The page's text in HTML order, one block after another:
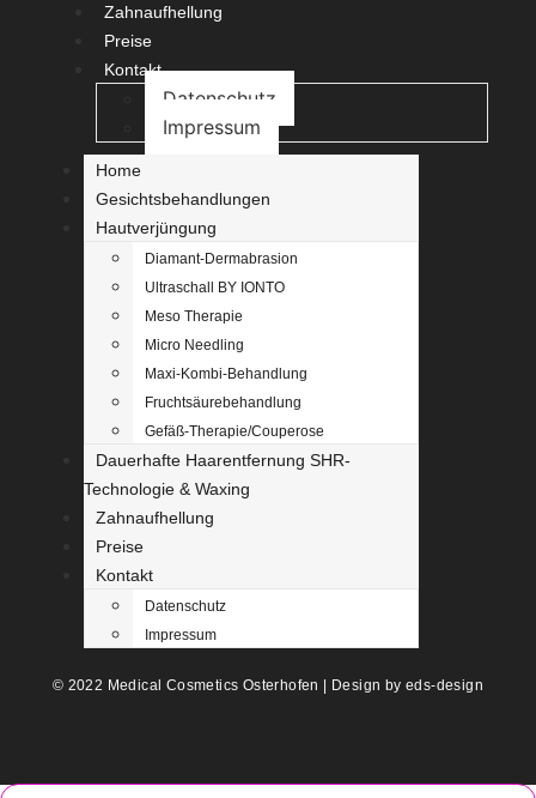
Zahnaufhellung
Preise
Kontakt
Datenschutz
Impressum
Home
Gesichtsbehandlungen
Hautverjüngung
Diamant-Dermabrasion
Ultraschall BY IONTO
Meso Therapie
Micro Needling
Maxi-Kombi-Behandlung
Fruchtsäurebehandlung
Gefäß-Therapie/Couperose
Dauerhafte Haarentfernung SHR-
Technologie & Waxing
Zahnaufhellung
Preise
Kontakt
Datenschutz
Impressum
© 2022 Medical Cosmetics Osterhofen | Design by eds-design